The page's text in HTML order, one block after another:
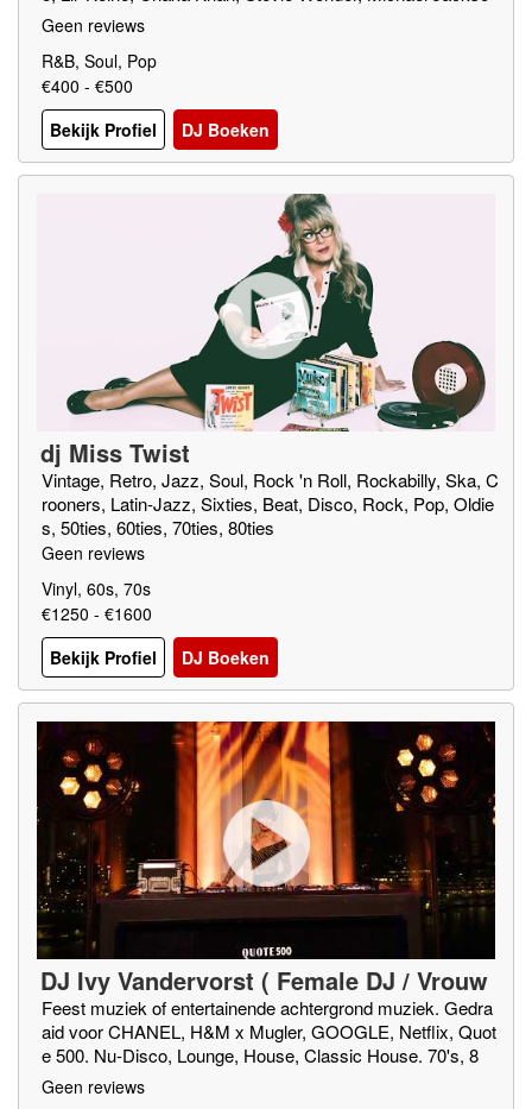
n, Jackson Five, The Supremes, Earth Wind & Fire, Chic,
Geen reviews
R&B, Soul, Pop
€400 - €500
Bekijk Profiel
DJ Boeken
dj Miss Twist
Vintage, Retro, Jazz, Soul, Rock 'n Roll, Rockabilly, Ska, C
rooners, Latin-Jazz, Sixties, Beat, Disco, Rock, Pop, Oldie
s, 50ties, 60ties, 70ties, 80ties
Geen reviews
Vinyl, 60s, 70s
€1250 - €1600
Bekijk Profiel
DJ Boeken
DJ Ivy Vandervorst ( Female DJ / Vrouw
elijke DJ )
Feest muziek of entertainende achtergrond muziek. Gedra
aid voor CHANEL, H&M x Mugler, GOOGLE, Netflix, Quot
e 500. Nu-Disco, Lounge, House, Classic House. 70's, 8
0's, 90's, 00's,10's Voornamelijk moderne stijlvolle REMIX
Geen reviews